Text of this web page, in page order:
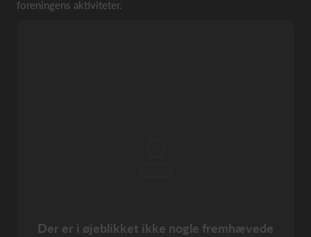
foreningens aktiviteter.
Der er i øjeblikket ikke nogle fremhævede